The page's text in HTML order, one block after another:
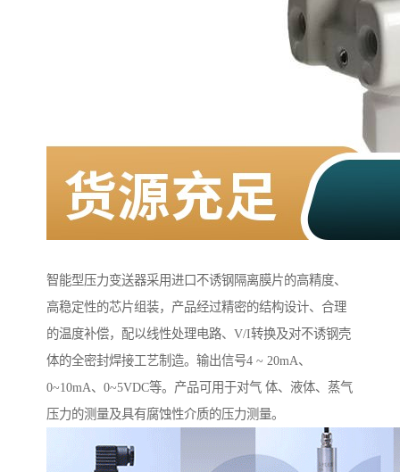
智能型压力变送器采用进口不诱钢隔离膜片的高精度、
高稳定性的芯片组装，产品经过精密的结构设计、合理
的温度补偿，配以线性处理电路、V/I转换及对不诱钢壳
体的全密封焊接工艺制造。输出信号4 ~ 20mA、
0~10mA、0~5VDC等。产品可用于对气 体、液体、蒸气
压力的测量及具有腐蚀性介质的压力测量。